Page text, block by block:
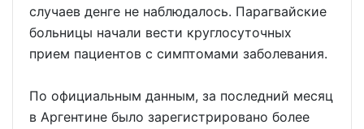
случаев денге не наблюдалось. Парагвайские
больницы начали вести круглосуточных
прием пациентов с симптомами заболевания.
По официальным данным, за последний месяц
в Аргентине было зарегистрировано более